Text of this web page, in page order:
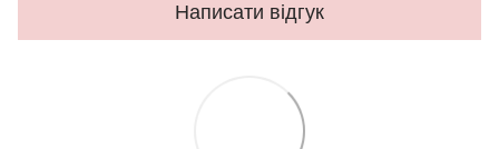
Написати відгук